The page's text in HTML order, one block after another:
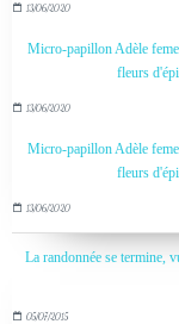
13/06/2020
Micro-papillon Adèle
fleurs
13/06/2020
Micro-papillon Adèle
fleurs
13/06/2020
La randonnée se termine,
05/07/2015